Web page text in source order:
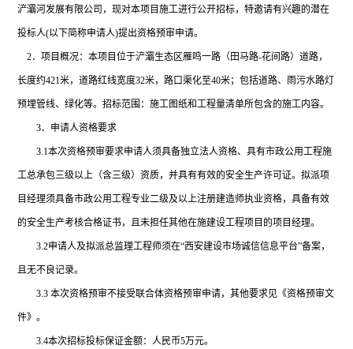
浐灞河发展有限公司，现对本项目施工进行公开招标，特邀请有兴趣的潜在
投标人(以下简称申请人)提出资格预审申请。
2．项目概况：本项目位于浐灞生态区雁鸣一路（田马路-花间路）道路，
长度约421米，道路红线宽度32米，路口渠化至40米；包括道路、雨污水路灯
预埋管线、绿化等。招标范围：施工图纸和工程量清单所包含的施工内容。
3．申请人资格要求
3.1本次资格预审要求申请人须具备独立法人资格、具有市政公用工程施
工总承包三级以上（含三级）资质，并具有有效的安全生产许可证。拟派项
目经理须具备市政公用工程专业二级及以上注册建造师执业资格，具备有效
的安全生产考核合格证书，且未担任其他在施建设工程项目的项目经理。
3.2申请人及拟派总监理工程师须在“西安建设市场诚信信息平台”备案，
且无不良记录。
3.3本次资格预审不接受联合体资格预审申请，其他要求见《资格预审文
件》。
3.4本次招标投标保证金额：人民币5万元。